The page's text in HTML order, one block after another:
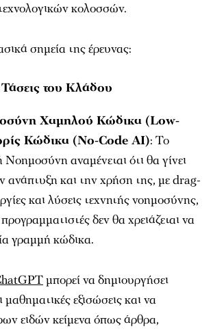
κολοσσών.
σημεία της έρευνας:
του Κλάδου
Χαμηλού Κώδικα (Low-
Κώδικα (No-Code AI): Το
αναμένεται ότι θα γίνει
ανάπτυξη και την χρήση της, με drag-
και λύσεις τεχνητής νοημοσύνης,
προγραμματιστές δεν θα χρειάζεται να
γραμμή κώδικα.
μπορεί να δημιουργήσει
μαθηματικές εξισώσεις και να
ειδών κείμενα όπως άρθρα,